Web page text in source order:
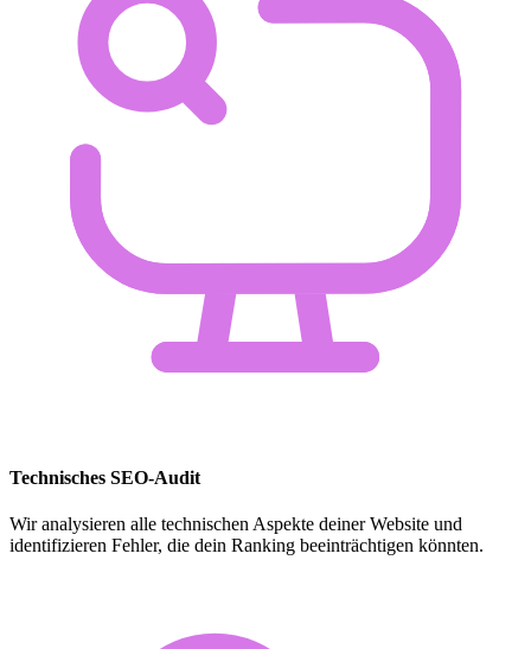
Technisches SEO-Audit
Wir analysieren alle technischen Aspekte deiner Website und
identifizieren Fehler, die dein Ranking beeinträchtigen könnten.